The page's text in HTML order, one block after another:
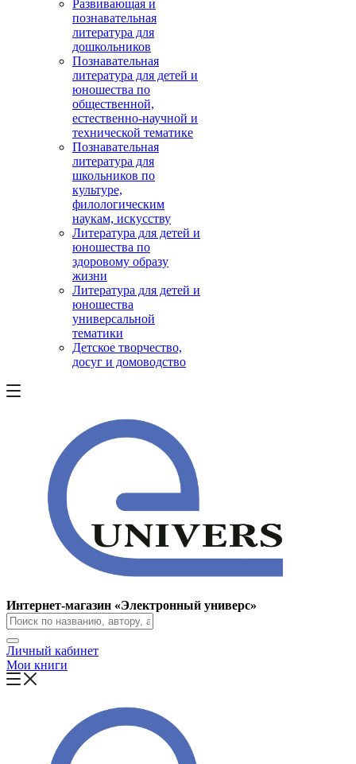
Развивающая и
познавательная
литература для
дошкольников
Познавательная
литература для детей и
юношества по
общественной,
естественно-научной и
технической тематике
Познавательная
литература для
школьников по
культуре,
филологическим
наукам, искусству
Литература для детей и
юношества по
здоровому образу
жизни
Литература для детей и
юношества
универсальной
тематики
Детское творчество,
досуг и домоводство
Интернет-магазин «Электронный универс»
Личный кабинет
Мои книги